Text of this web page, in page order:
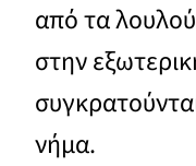
από τα
στην
νήμα.